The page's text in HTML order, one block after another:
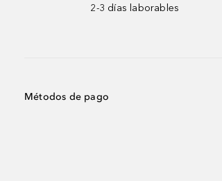
2-3 días laborables
Métodos de pago